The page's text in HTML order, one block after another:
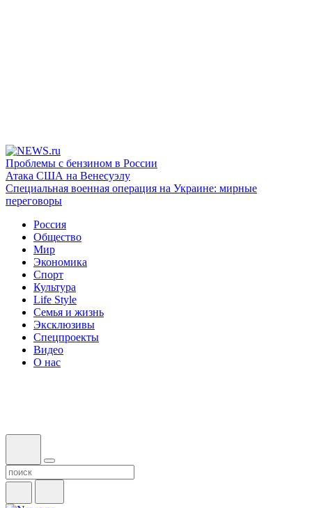
Проблемы с бензином в России
Атака США на Венесуэлу
Специальная военная операция на Украине: мирные
переговоры
Россия
Общество
Мир
Экономика
Спорт
Культура
Life Style
Семья и жизнь
Эксклюзивы
Спецпроекты
Видео
О нас